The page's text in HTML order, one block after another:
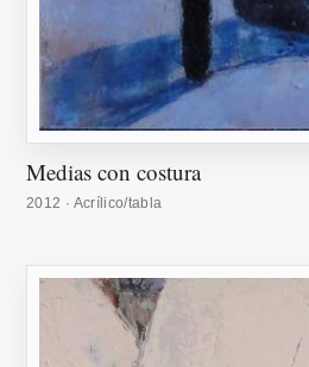
Medias con costura
2012 · Acrílico/tabla